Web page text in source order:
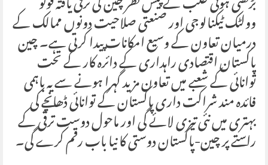
وولٹک ٹیکنالوجی اور صنعتی صلاحیت دونوں ممالک کے
درمیان تعاون کے وسیع امکانات پیدا کرتی ہے۔ چین
پاکستان اقتصادی راہداری کے دائرہ کار کے تحت
توانائی کے شعبے میں تعاون مزید گہرا ہونے سے یہ باہمی
فائدہ مند شراکت داری پاکستان کے توانائی ڈھانچے کی
بہتری میں نئی تیزی لائے گی اور ماحول دوست ترقی کے
راستے پر چین-پاکستان دوستی کا نیا باب رقم کرے گی۔